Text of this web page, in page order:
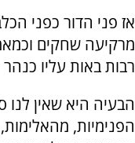
אז פני הדור כפני
מרקיעה שחקים
רבות באות עליו
הבעיה היא שאין לנו
הפנימיות,